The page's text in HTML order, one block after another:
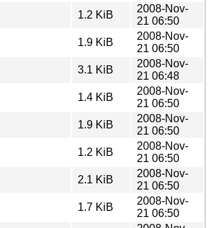
1.2 KiB
2008-Nov-
21 06:50
1.9 KiB
2008-Nov-
21 06:50
3.1 KiB
2008-Nov-
21 06:48
1.4 KiB
2008-Nov-
21 06:50
1.9 KiB
2008-Nov-
21 06:50
1.2 KiB
2008-Nov-
21 06:50
2.1 KiB
2008-Nov-
21 06:50
1.7 KiB
2008-Nov-
21 06:50